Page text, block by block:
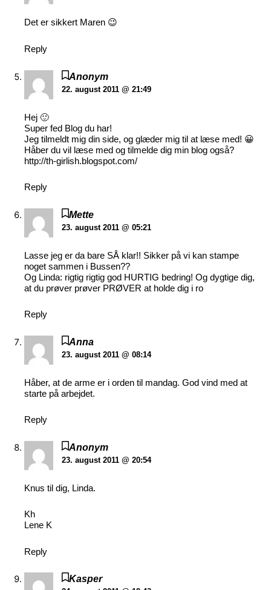
Det er sikkert Maren 😉
Reply
Anonym
22. august 2011 @ 21:49
Hej 🙂
Super fed Blog du har!
Jeg tilmeldt mig din side, og glæder mig til at læse med! 😀
Håber du vil læse med og tilmelde dig min blog også?
http://th-girlish.blogspot.com/
Reply
Mette
23. august 2011 @ 05:21
Lasse jeg er da bare SÅ klar!! Sikker på vi kan stampe
noget sammen i Bussen??
Og Linda: rigtig rigtig god HURTIG bedring! Og dygtige dig,
at du prøver prøver PRØVER at holde dig i ro
Reply
Anna
23. august 2011 @ 08:14
Håber, at de arme er i orden til mandag. God vind med at
starte på arbejdet.
Reply
Anonym
23. august 2011 @ 20:54
Knus til dig, Linda.
Kh
Lene K
Reply
Kasper